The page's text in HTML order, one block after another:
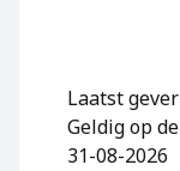
Laatst
Geldig op
31-08-2026